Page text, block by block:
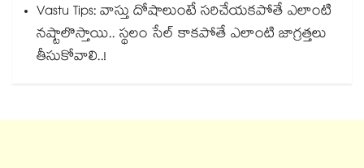
Vastu Tips: వాస్తు దోషాలుంటే సరిచేయకపోతే ఎలాంటి
నష్టాలొస్తాయి.. స్థలం సేల్ కాకపోతే ఎలాంటి జాగ్రత్తలు
తీసుకోవాలి..!